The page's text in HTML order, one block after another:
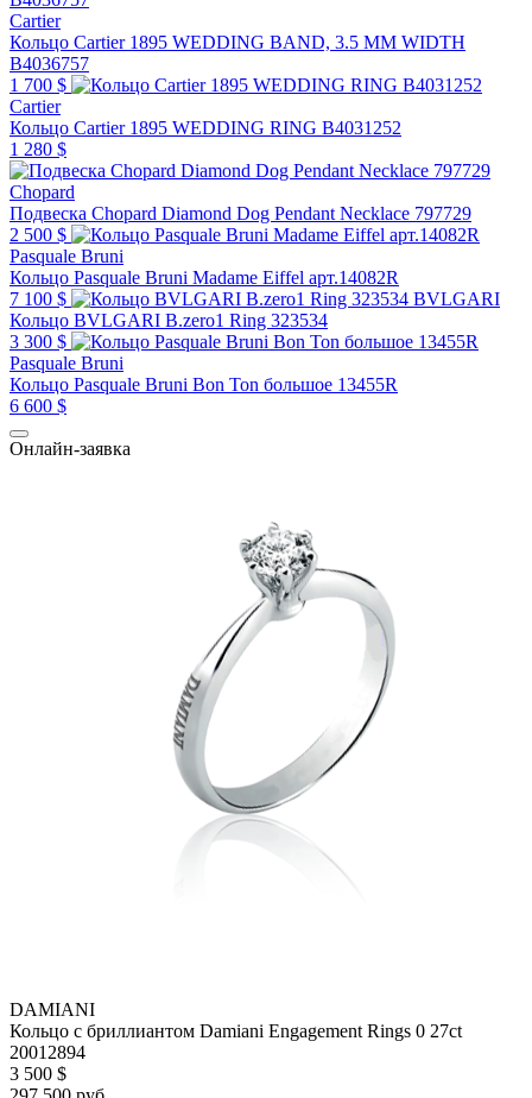
Cartier
Кольцо Cartier 1895 WEDDING BAND, 3.5 MM WIDTH
B4036757
1 700 $
Cartier
Кольцо Cartier 1895 WEDDING RING B4031252
1 280 $
Chopard
Подвеска Chopard Diamond Dog Pendant Necklace 797729
2 500 $
Pasquale Bruni
Кольцо Pasquale Bruni Madame Eiffel арт.14082R
7 100 $
BVLGARI
Кольцо BVLGARI B.zero1 Ring 323534
3 300 $
Pasquale Bruni
Кольцо Pasquale Bruni Bon Ton большое 13455R
6 600 $
Онлайн-заявка
DAMIANI
Кольцо с бриллиантом Damiani Engagement Rings 0 27ct
20012894
3 500 $